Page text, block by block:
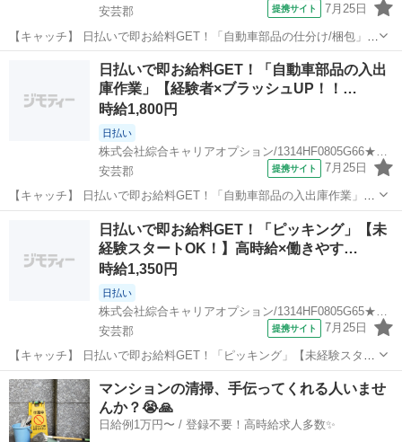
安芸郡
提携サイト 7月25日
【キャッチ】 日払いで即お給料GET！「自動車部品の仕分け/梱包」
【さらにスキルUP！経験者歓迎♪】1H程度/日の残業でちょい稼ぎ！高
ないけど大丈夫か...
安芸郡 仕分け
日払いで即お給料GET！「自動車部品の入出
庫作業」【経験者×ブラッシュUP！！…
時給1,800円
日払い
安芸郡
提携サイト 7月25日
【キャッチ】 日払いで即お給料GET！「自動車部品の入出庫作業」
【経験者×ブラッシュUP！！】憧れの高収入Work！！ヘアスタイル自
由☆高時給1800円！ 【コメント】 製造のお仕事が豊富★未経験で働
いてみたい方も大歓迎！...
安芸郡 仕分け
日払いで即お給料GET！「ピッキング」【未
経験スタートOK！】高時給×働きやす…
時給1,350円
日払い
安芸郡
提携サイト 7月25日
【キャッチ】 日払いで即お給料GET！「ピッキング」【未経験スター
トOK！】高時給×働きやすい日勤のお仕事！人気のアクティブワーク
★高時給1350円～1688円！ 【コメント】 製造のお仕事をお探しの方
必見！ 「経験ない...
広島 安芸郡
マンションの清掃、手伝ってくれる人いませ
んか？😭🙏
日給例1万円〜 / 登録不要！高時給求人多数✨